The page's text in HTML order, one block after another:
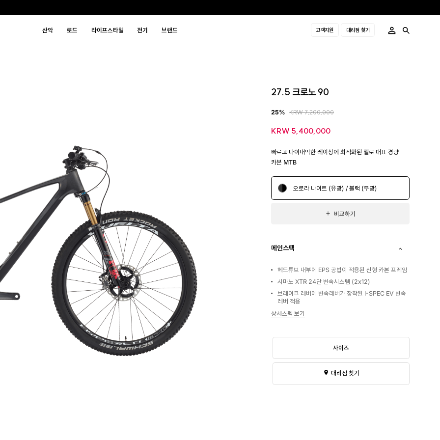
산악 로드 라이프스타일 전기 브랜드 고객지원 대리점 찾기
27.5 크로노 90
25% KRW 7,200,000
KRW 5,400,000
빠르고 다이내믹한 레이싱에 최적화된 첼로 대표 경량
카본 MTB
오로라 나이트 (유광) / 블랙 (무광)
비교하기
메인스펙
헤드튜브 내부에 EPS 공법이 적용된 신형 카본 프레임
시마노 XTR 24단 변속시스템 (2x12)
브레이크 레버에 변속레버가 장착된 I-SPEC EV 변속
레버 적용
상세스펙 보기
사이즈
대리점 찾기